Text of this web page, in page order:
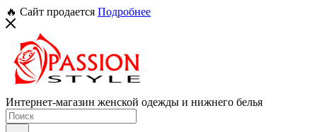
🔥 Сайт продается Подробнее
Интернет-магазин женской одежды и нижнего белья